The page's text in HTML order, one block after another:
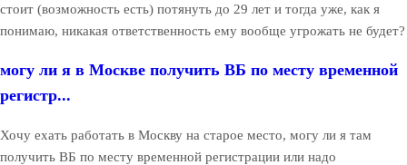
стоит (возможность есть) потянуть до 29 лет и тогда уже, как я
понимаю, никакая ответственность ему вообще угрожать не будет?
могу ли я в Москве получить ВБ по месту временной
регистр...
Хочу ехать работать в Москву на старое место, могу ли я там
получить ВБ по месту временной регистрации или надо